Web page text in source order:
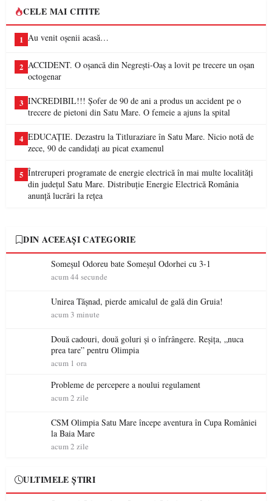
CELE MAI CITITE
1 Au venit oșenii acasă…
2 ACCIDENT. O oșancă din Negrești-Oaș a lovit pe trecere un oșan
octogenar
3 INCREDIBIL!!! Șofer de 90 de ani a produs un accident pe o
trecere de pietoni din Satu Mare. O femeie a ajuns la spital
4 EDUCAȚIE. Dezastru la Titluraziare în Satu Mare. Nicio notă de
zece, 90 de candidați au picat examenul
5 Întreruperi programate de energie electrică în mai multe localități
din județul Satu Mare. Distribuție Energie Electrică România
anunță lucrări la rețea
DIN ACEEAȘI CATEGORIE
Someșul Odoreu bate Someșul Odorhei cu 3-1
acum 44 secunde
Unirea Tășnad, pierde amicalul de gală din Gruia!
acum 3 minute
Două cadouri, două goluri și o înfrângere. Reșița, „nuca
prea tare” pentru Olimpia
acum 1 ora
Probleme de percepere a noului regulament
acum 2 zile
CSM Olimpia Satu Mare începe aventura în Cupa României
la Baia Mare
acum 2 zile
ULTIMELE ȘTIRI